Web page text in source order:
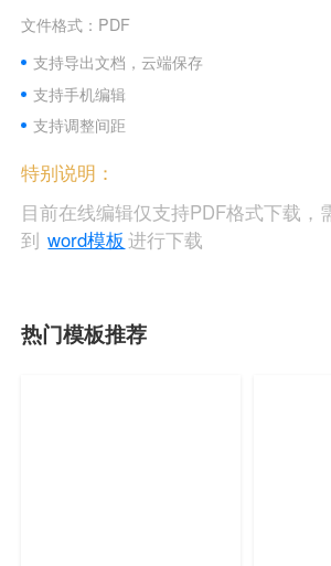
文件格式：PDF
支持导出文档，云端保存
支持手机编辑
支持调整间距
特别说明：
目前在线编辑仅支持PDF格式下载，
到 word模板 进行下载
热门模板推荐